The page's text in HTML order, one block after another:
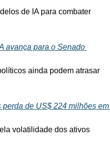
de IA para combater
avança para o Senado
ainda podem atrasar
de US$ 224 milhões em
volatilidade dos ativos